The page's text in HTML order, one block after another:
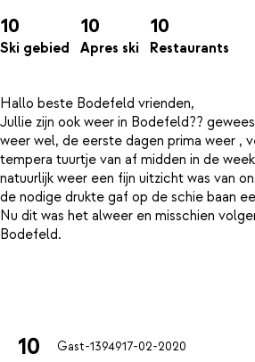
10
Ski gebied
10
Apres ski
10
Restaurants
Hallo beste Bodefeld vrienden,
Jullie zijn ook weer in Bodefeld??
weer wel, de eerste dagen prima weer ,
tempera tuurtje van af midden in de
natuurlijk weer een fijn uitzicht was van
de nodige drukte gaf op de schie baan
Nu dit was het alweer en misschien
Bodefeld.
10 Gast-1394917-02-2020